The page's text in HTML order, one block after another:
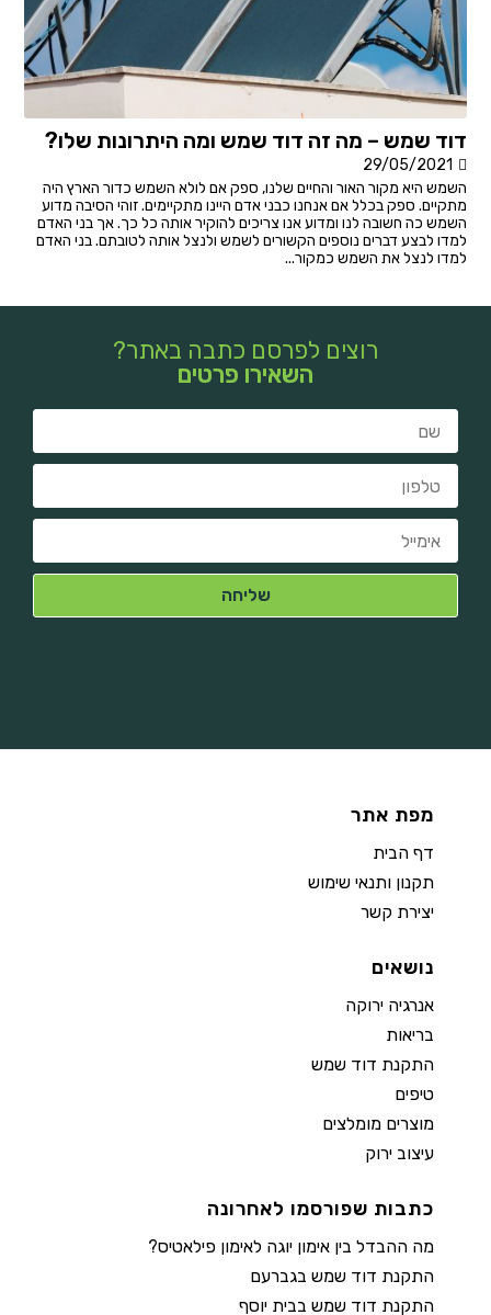
דוד שמש – מה זה דוד שמש ומה היתרונות שלו?
29/05/2021
השמש היא מקור האור והחיים שלנו, ספק אם לולא השמש כדור הארץ היה
מתקיים. ספק בכלל אם אנחנו כבני אדם היינו מתקיימים. זוהי הסיבה מדוע
השמש כה חשובה לנו ומדוע אנו צריכים להוקיר אותה כל כך. אך בני האדם
למדו לבצע דברים נוספים הקשורים לשמש ולנצל אותה לטובתם. בני האדם
למדו לנצל את השמש כמקור...
רוצים לפרסם כתבה באתר?
השאירו פרטים
מפת אתר
דף הבית
תקנון ותנאי שימוש
יצירת קשר
נושאים
אנרגיה ירוקה
בריאות
התקנת דוד שמש
טיפים
מוצרים מומלצים
עיצוב ירוק
כתבות שפורסמו לאחרונה
מה ההבדל בין אימון יוגה לאימון פילאטיס?
התקנת דוד שמש בגברעם
התקנת דוד שמש בבית יוסף